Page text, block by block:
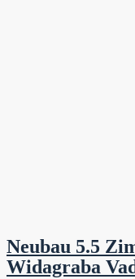
Neubau 5.5
Widagraba